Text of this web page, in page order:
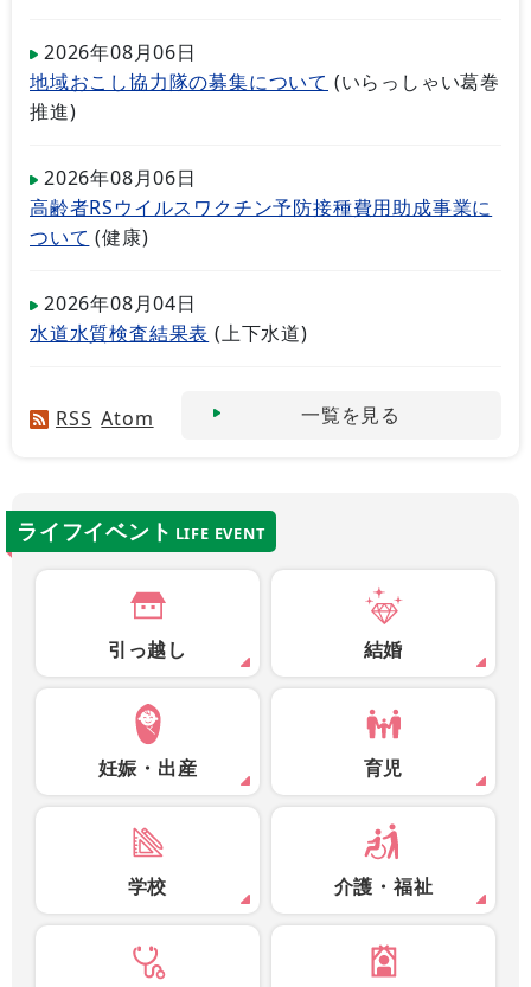
2026年08月06日
地域おこし協力隊の募集について (いらっしゃい葛巻
推進)
2026年08月06日
高齢者RSウイルスワクチン予防接種費用助成事業に
ついて (健康)
2026年08月04日
水道水質検査結果表 (上下水道)
RSS Atom 一覧を見る
ライフイベント LIFE EVENT
引っ越し 結婚
妊娠・出産 育児
学校 介護・福祉